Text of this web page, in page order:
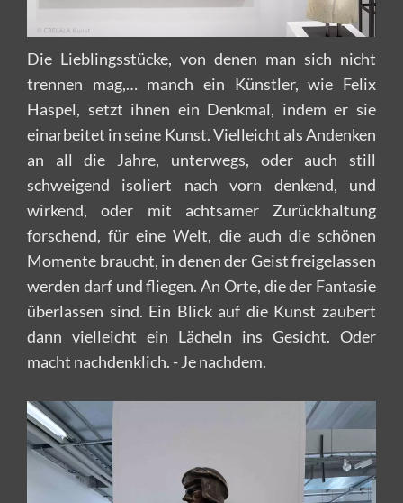
Die Lieblingsstücke, von denen man sich nicht
trennen mag,… manch ein Künstler, wie Felix
Haspel, setzt ihnen ein Denkmal, indem er sie
einarbeitet in seine Kunst. Vielleicht als Andenken
an all die Jahre, unterwegs, oder auch still
schweigend isoliert nach vorn denkend, und
wirkend, oder mit achtsamer Zurückhaltung
forschend, für eine Welt, die auch die schönen
Momente braucht, in denen der Geist freigelassen
werden darf und fliegen. An Orte, die der Fantasie
überlassen sind. Ein Blick auf die Kunst zaubert
dann vielleicht ein Lächeln ins Gesicht. Oder
macht nachdenklich. - Je nachdem.